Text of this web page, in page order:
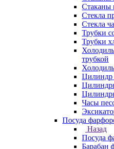
Стаканы
Стекла
Стекла
Трубки
Трубки
трубкой
Цилиндр
Часы
Посуда
Назад
Посуда
Барабан